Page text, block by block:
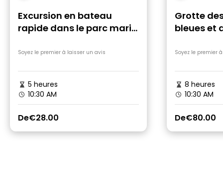
Excursion en bateau
rapide dans le parc marin
Karaburun
Soyez le premier à laisser un avis
5 heures
10:30 AM
De€28.00
Grotte
bleues et
Soyez le premier
8 heures
10:30 AM
De€80.00